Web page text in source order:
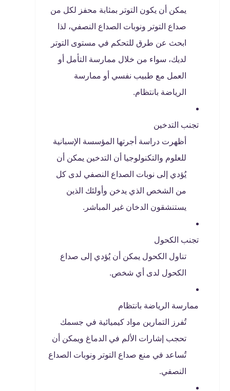
يمكن أن يكون التوتر بمثابة محفز لكل من
صداع التوتر ونوبات الصداع النصفي، لذا
ابحث عن طرق للتحكم في مستوى التوتر
لديك، سواء من خلال ممارسة التأمل أو
العمل مع طبيب نفسي أو ممارسة
الرياضة بانتظام.
تجنب التدخين
أظهرت دراسة أجرتها المؤسسة الإسبانية
للعلوم والتكنولوجيا أن التدخين يمكن أن
يُؤدي إلى نوبات الصداع النصفي لدى كل
من الشخص الذي يدخن وأولئك الذين
يستنشقون الدخان غير المباشر.
تجنب الكحول
تناول الكحول يمكن أن يُؤدي إلى صداع
الكحول لدى أي شخص.
ممارسة الرياضة بانتظام
تُفرز التمارين مواد كيميائية في جسمك
تحجب إشارات الألم في الدماغ ويمكن أن
تُساعد في منع صداع التوتر ونوبات الصداع
النصفي.